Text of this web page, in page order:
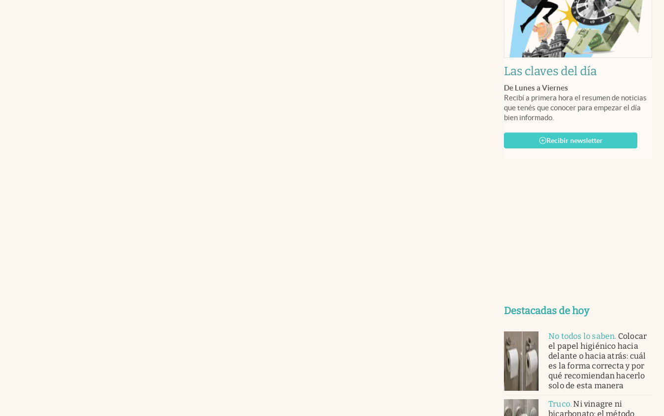
Las claves del día
De Lunes a Viernes
Recibí a primera hora el resumen de noticias
que tenés que conocer para empezar el día
bien informado.
Recibir newsletter
Destacadas de hoy
No todos lo saben. Colocar
el papel higiénico hacia
delante o hacia atrás: cuál
es la forma correcta y por
qué recomiendan hacerlo
solo de esta manera
Truco.Ni vinagre ni
bicarbonato: el método